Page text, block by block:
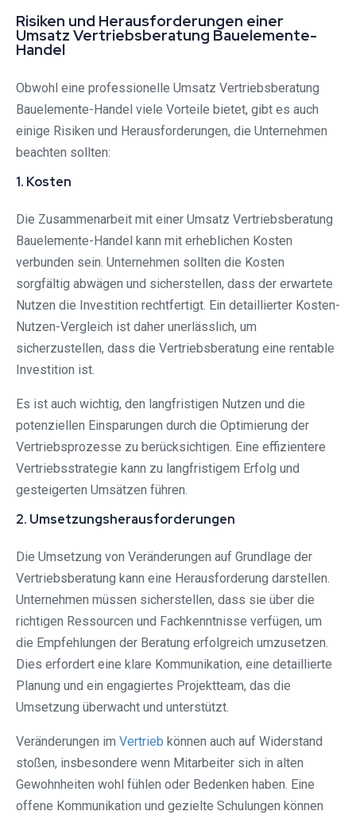
Risiken und Herausforderungen einer
Umsatz Vertriebsberatung Bauelemente-
Handel
Obwohl eine professionelle Umsatz Vertriebsberatung
Bauelemente-Handel viele Vorteile bietet, gibt es auch
einige Risiken und Herausforderungen, die Unternehmen
beachten sollten:
1. Kosten
Die Zusammenarbeit mit einer Umsatz Vertriebsberatung
Bauelemente-Handel kann mit erheblichen Kosten
verbunden sein. Unternehmen sollten die Kosten
sorgfältig abwägen und sicherstellen, dass der erwartete
Nutzen die Investition rechtfertigt. Ein detaillierter Kosten-
Nutzen-Vergleich ist daher unerlässlich, um
sicherzustellen, dass die Vertriebsberatung eine rentable
Investition ist.
Es ist auch wichtig, den langfristigen Nutzen und die
potenziellen Einsparungen durch die Optimierung der
Vertriebsprozesse zu berücksichtigen. Eine effizientere
Vertriebsstrategie kann zu langfristigem Erfolg und
gesteigerten Umsätzen führen.
2. Umsetzungsherausforderungen
Die Umsetzung von Veränderungen auf Grundlage der
Vertriebsberatung kann eine Herausforderung darstellen.
Unternehmen müssen sicherstellen, dass sie über die
richtigen Ressourcen und Fachkenntnisse verfügen, um
die Empfehlungen der Beratung erfolgreich umzusetzen.
Dies erfordert eine klare Kommunikation, eine detaillierte
Planung und ein engagiertes Projektteam, das die
Umsetzung überwacht und unterstützt.
Veränderungen im Vertrieb können auch auf Widerstand
stoßen, insbesondere wenn Mitarbeiter sich in alten
Gewohnheiten wohl fühlen oder Bedenken haben. Eine
offene Kommunikation und gezielte Schulungen können